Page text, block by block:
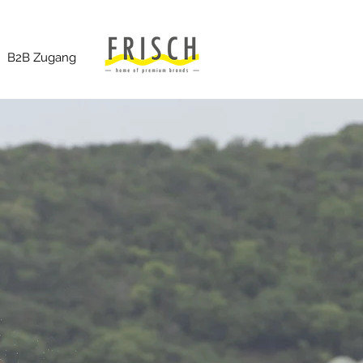
B2B Zugang